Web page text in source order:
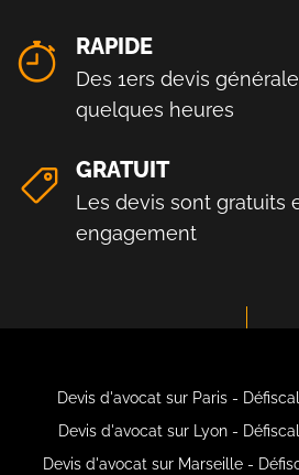
RAPIDE
Des 1ers devis
quelques heures
GRATUIT
Les devis sont gratuits
engagement
Devis d'avocat sur Paris -
Devis d'avocat sur Lyon -
Devis d'avocat sur Marseille -